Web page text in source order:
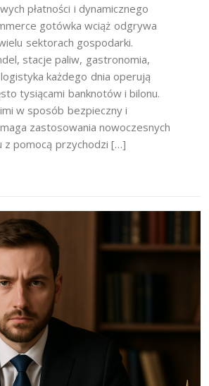
płatności i dynamicznego
gotówka wciąż odgrywa
sektorach gospodarki.
stacje paliw, gastronomia,
każdego dnia operują
tysiącami banknotów i bilonu.
w sposób bezpieczny i
zastosowania nowoczesnych
z pomocą przychodzi […]